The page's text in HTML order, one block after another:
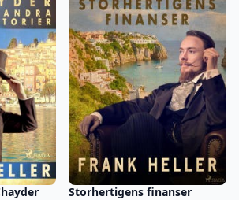
Storhertigens finanser